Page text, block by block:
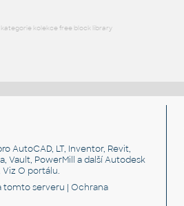
kolekce free block library
AutoCAD, LT, Inventor, Revit,
Vault, PowerMill a další Autodesk
VizO portálu.
tomto serveru |Ochrana